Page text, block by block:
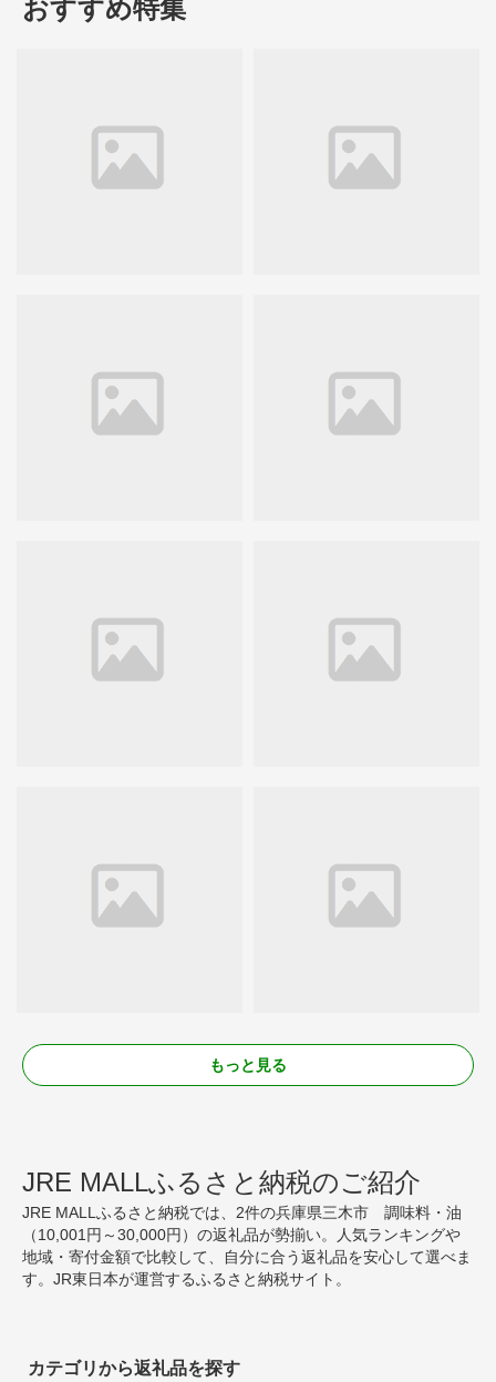
おすすめ特集
もっと見る
JRE MALLふるさと納税のご紹介
JRE MALLふるさと納税では、2件の兵庫県三木市 調味料・油
（10,001円～30,000円）の返礼品が勢揃い。人気ランキングや
地域・寄付金額で比較して、自分に合う返礼品を安心して選べま
す。JR東日本が運営するふるさと納税サイト。
カテゴリから返礼品を探す